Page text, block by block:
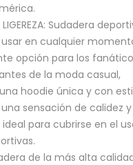
LIGEREZA: Sudadera
en cualquier
opción para los
de la moda casual,
hoodie única y con
sensación de calidez
para cubrirse en el
de la más alta